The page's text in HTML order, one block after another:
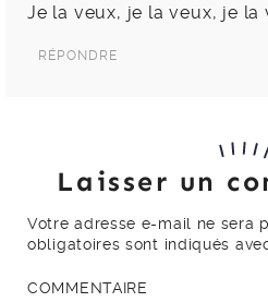
Je la veux, je la veux, je la
RÉPONDRE
Laisser un
Votre adresse e-mail ne sera
obligatoires sont indiqués
COMMENTAIRE